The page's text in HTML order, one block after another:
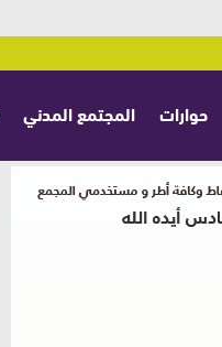
حوارات المجتمع المدني